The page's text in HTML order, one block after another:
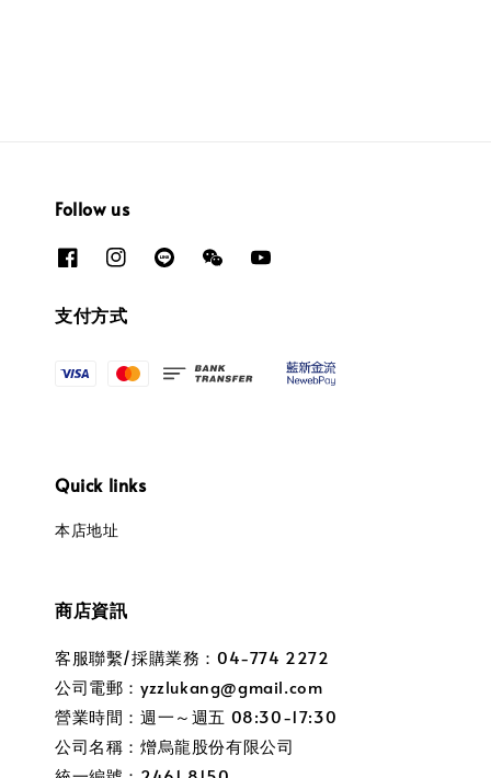
Follow us
支付方式
Quick links
本店地址
商店資訊
客服聯繫/採購業務：04-774 2272
公司電郵：yzzlukang@gmail.com
營業時間：週一～週五 08:30-17:30
公司名稱：熷烏龍股份有限公司